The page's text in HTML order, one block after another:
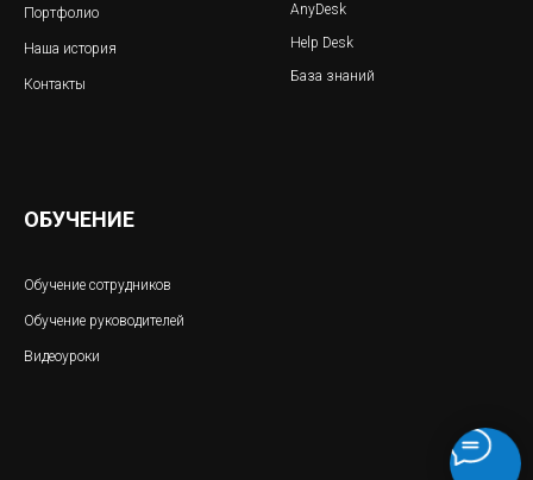
Портфолио
Наша история
Контакты
ОБУЧЕНИЕ
Обучение сотрудников
Обучение руководителей
Видеоуроки
AnyDesk
Help Desk
База знаний